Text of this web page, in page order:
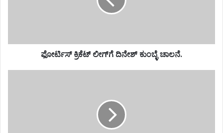
​ಫೋರ್ಟಿಸ್ ಕ್ರಿಕೆಟ್ ಲೀಗ್‌ಗೆ ದಿನೇಶ್ ಕುಂಬ್ಳೆ ಚಾಲನೆ.